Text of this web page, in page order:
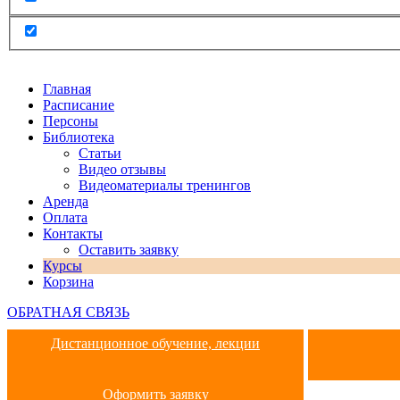
Главная
Расписание
Персоны
Библиотека
Статьи
Видео отзывы
Видеоматериалы тренингов
Аренда
Оплата
Контакты
Оставить заявку
Курсы
Корзина
ОБРАТНАЯ СВЯЗЬ
Дистанционное обучение, лекции
Оформить заявку